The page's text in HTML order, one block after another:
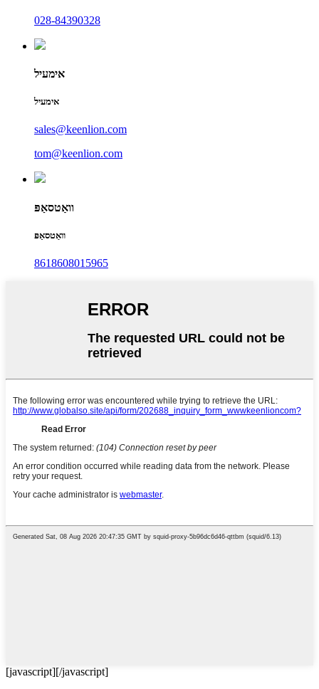
028-84390328
אימעיל
אימעיל
sales@keenlion.com
tom@keenlion.com
וואַטסאַפּ
וואַטסאַפּ
8618608015965
[javascript][/javascript]